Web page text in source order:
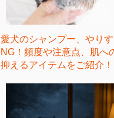
愛犬のシャンプー、やり
NG！頻度や注意点、肌へ
抑えるアイテムをご紹介！